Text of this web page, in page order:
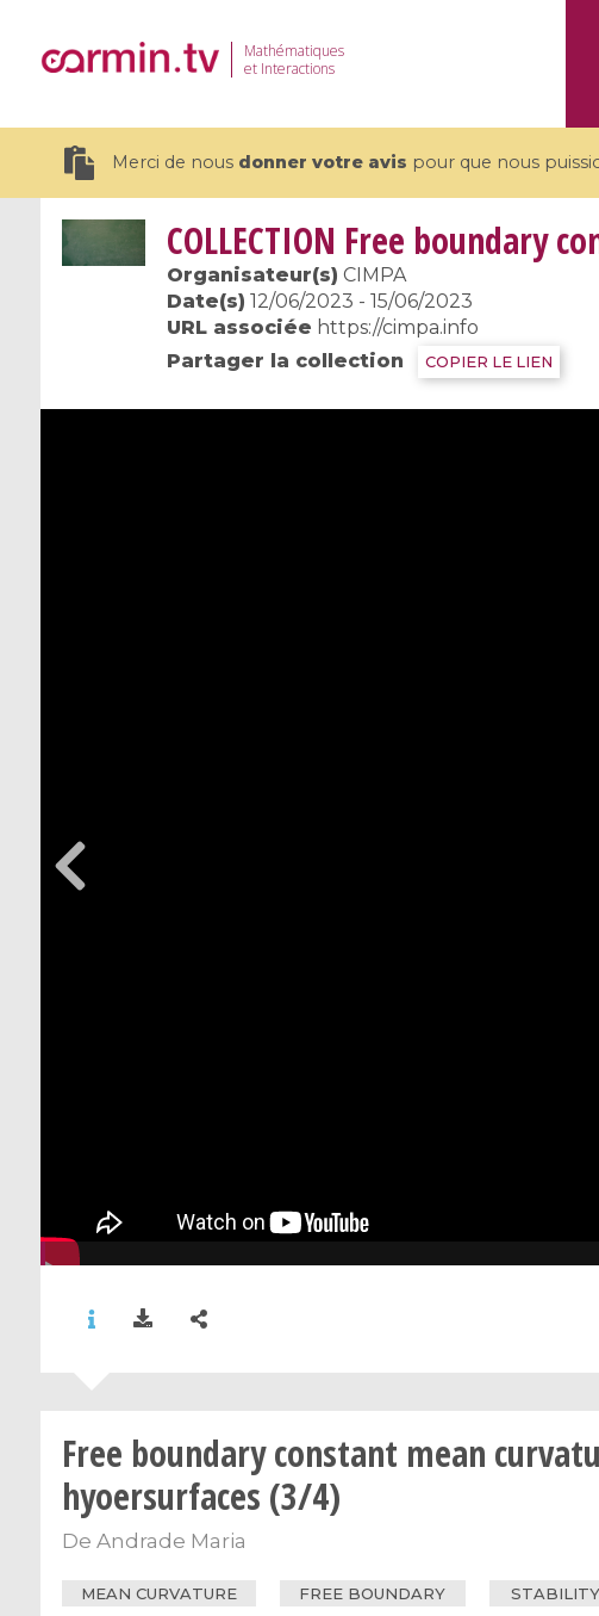
Mathématiques
et Interactions
Merci de nous donner votre avis pour que nous
19 videos
for Environmental Transition /
Coulomb
quantum
COLLECTION Free boundary
Organisateur(s) CIMPA
Date(s) 12/06/2023 - 15/06/2023
URL associée https://cimpa.info
Partager la collection
COPIER LE LIEN
Free boundary constant mean
hyoersurfaces (3/4)
De Andrade Maria
MEAN CURVATURE FREE BOUNDARY STABILITY